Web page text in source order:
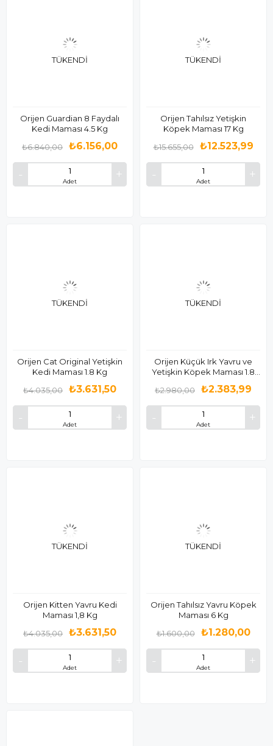
TÜKENDI
Orijen Guardian 8 Faydalı
Kedi Maması 4.5 Kg
Adet
₺6.156,00
₺6.840,00
TÜKENDI
Orijen Tahılsız Yetişkin
Köpek Maması 17 Kg
Adet
₺12.523,99
₺15.655,00
TÜKENDI
Orijen Cat Original Yetişkin
Kedi Maması 1.8 Kg
Adet
₺3.631,50
₺4.035,00
TÜKENDI
Orijen Küçük Irk Yavru ve
Yetişkin Köpek Maması 1.8
Adet
₺2.383,99
₺2.980,00
TÜKENDI
Orijen Kitten Yavru Kedi
Maması 1,8 Kg
Adet
₺3.631,50
₺4.035,00
TÜKENDI
Orijen Tahılsız Yavru Köpek
Maması 6 Kg
Adet
₺1.280,00
₺1.600,00